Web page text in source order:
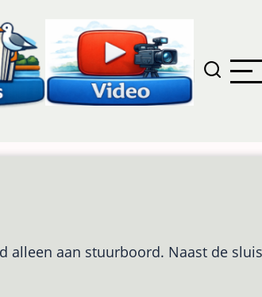
alleen aan stuurboord. Naast de sluis